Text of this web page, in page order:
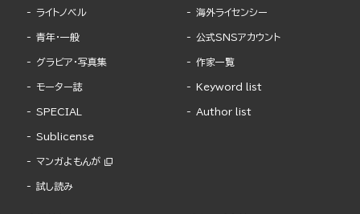
ライトノベル
青年・一般
グラビア・写真集
モーター誌
SPECIAL
Sublicense
マンガよもんが
試し読み
海外ライセンシー
公式SNSアカウント
作家一覧
Keyword list
Author list